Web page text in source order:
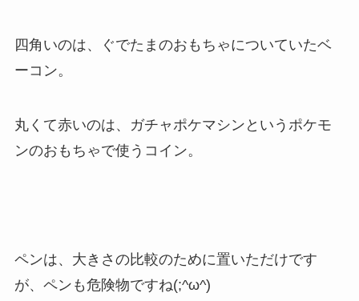
四角いのは、ぐでたまのおもちゃについていたベ
ーコン。
丸くて赤いのは、ガチャポケマシンというポケモ
ンのおもちゃで使うコイン。
ペンは、大きさの比較のために置いただけです
が、ペンも危険物ですね(;^ω^)